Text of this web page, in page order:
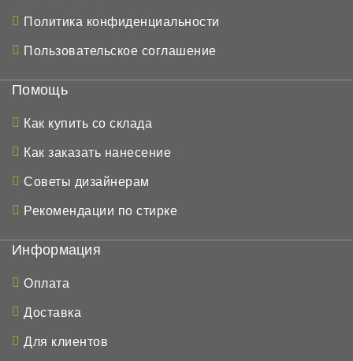
Политика конфиденциальности
Пользовательское соглашение
Помощь
Как купить со склада
Как заказать нанесение
Советы дизайнерам
Рекомендации по стирке
Информация
Оплата
Доставка
Для клиентов